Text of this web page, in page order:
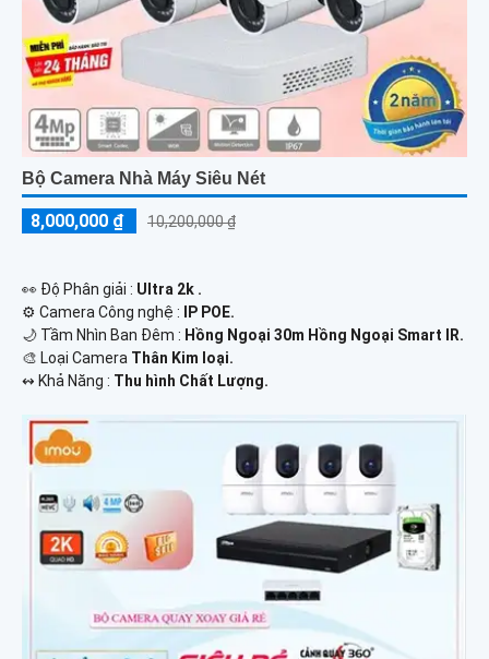
Bộ Camera Nhà Máy Siêu Nét
8,000,000 ₫ 10,200,000 ₫
️👀 Độ Phân giải : Ultra 2k .
⚙ Camera Công nghệ :
IP POE.
🌙 Tầm Nhìn Ban Đêm : Hồng Ngoại 30m Hồng Ngoại Smart IR.
🎨 Loại Camera Thân Kim loại.
️↭ Khả Năng : Thu hình Chất Lượng.